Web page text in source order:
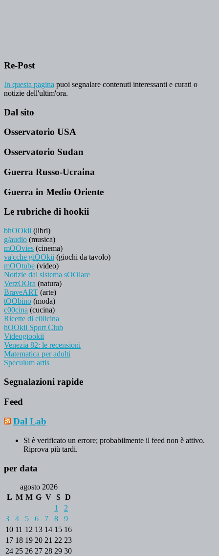
Re-Post
In questa pagina puoi segnalare contenuti interessanti e curati o
notizie dell'ultim'ora.
Dal sito
Osservatorio USA
Osservatorio Sudan
Guerra Russo-Ucraina
Guerra in Medio Oriente
Le rubriche di hookii
bhOOkii (libri)
g/audio (musica)
mOOvies (cinema)
va'cche giOOkii (giochi da tavolo)
mOOtube (video)
Notizie dal sistema sOOlare
VerzOOra (natura)
BraveART (arte)
tOObino (moda)
c00cina (cucina)
Ricette di c00cina
hOOkii Sport Club
Videogiookii
Venezia 82: le recensioni
Matematica per adulti
Speculum artis
Segnalazioni rapide
Feed
Dal Lab
Si è verificato un errore; probabilmente il feed non è attivo.
Riprova più tardi.
per data
agosto 2026
L M M G V S D
1
2
3
4 5 6 7 8
9
10 11 12 13 14 15 16
17 18 19 20 21 22 23
24 25 26 27 28 29 30